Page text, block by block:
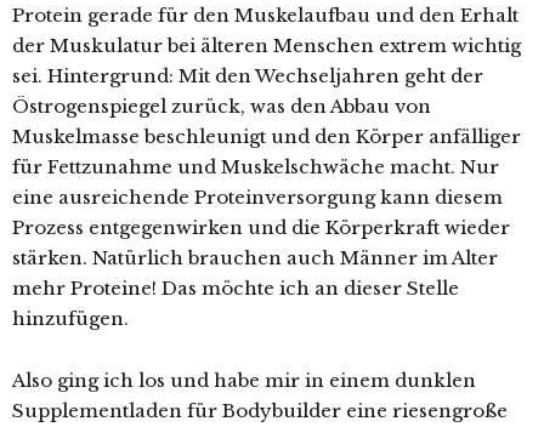
Protein gerade für den Muskelaufbau und den Erhalt
der Muskulatur bei älteren Menschen extrem wichtig
sei. Hintergrund: Mit den Wechseljahren geht der
Östrogenspiegel zurück, was den Abbau von
Muskelmasse beschleunigt und den Körper anfälliger
für Fettzunahme und Muskelschwäche macht. Nur
eine ausreichende Proteinversorgung kann diesem
Prozess entgegenwirken und die Körperkraft wieder
stärken. Natürlich brauchen auch Männer im Alter
mehr Proteine! Das möchte ich an dieser Stelle
hinzufügen.
Also ging ich los und habe mir in einem dunklen
Supplementladen für Bodybuilder eine riesengroße